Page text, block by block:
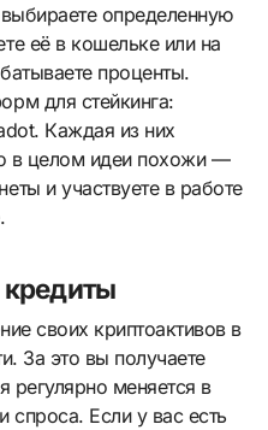
определенную
её в кошельке или на
проценты.
для стейкинга:
Каждая из них
в целом идеи похожи —
и участвуете в работе
кредиты
своих криптоактивов в
За это вы получаете
регулярно меняется в
спроса. Если у вас есть